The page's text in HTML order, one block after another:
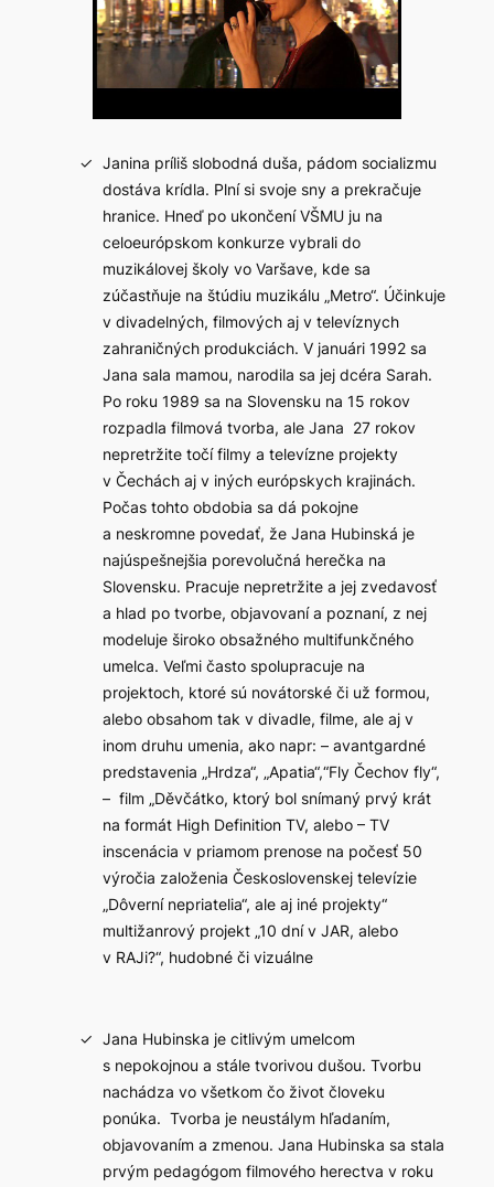
Janina príliš slobodná duša, pádom socializmu
dostáva krídla. Plní si svoje sny a prekračuje
hranice. Hneď po ukončení VŠMU ju na
celoeurópskom konkurze vybrali do
muzikálovej školy vo Varšave, kde sa
zúčastňuje na štúdiu muzikálu „Metro“. Účinkuje
v divadelných, filmových aj v televíznych
zahraničných produkciách. V januári 1992 sa
Jana sala mamou, narodila sa jej dcéra Sarah.
Po roku 1989 sa na Slovensku na 15 rokov
rozpadla filmová tvorba, ale Jana 27 rokov
nepretržite točí filmy a televízne projekty
v Čechách aj v iných európskych krajinách.
Počas tohto obdobia sa dá pokojne
a neskromne povedať, že Jana Hubinská je
najúspešnejšia porevolučná herečka na
Slovensku. Pracuje nepretržite a jej zvedavosť
a hlad po tvorbe, objavovaní a poznaní, z nej
modeluje široko obsažného multifunkčného
umelca. Veľmi často spolupracuje na
projektoch, ktoré sú novátorské či už formou,
alebo obsahom tak v divadle, filme, ale aj v
inom druhu umenia, ako napr: – avantgardné
predstavenia „Hrdza“, „Apatia“,“Fly Čechov fly“,
– film „Děvčátko, ktorý bol snímaný prvý krát
na formát High Definition TV, alebo – TV
inscenácia v priamom prenose na počesť 50
výročia založenia Československej televízie
„Dôverní nepriatelia“, ale aj iné projekty“
multižanrový projekt „10 dní v JAR, alebo
v RAJi?“, hudobné či vizuálne
Jana Hubinska je citlivým umelcom
s nepokojnou a stále tvorivou dušou. Tvorbu
nachádza vo všetkom čo život človeku
ponúka. Tvorba je neustálym hľadaním,
objavovaním a zmenou. Jana Hubinska sa stala
prvým pedagógom filmového herectva v roku